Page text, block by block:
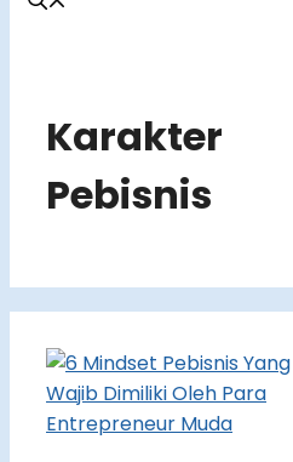
Karakter
Pebisnis